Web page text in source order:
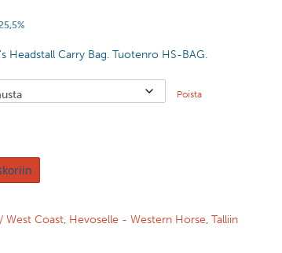
Headstall Carry Bag. Tuotenro HS-BAG.
Poista
West Coast, Hevoselle - Western Horse, Talliin